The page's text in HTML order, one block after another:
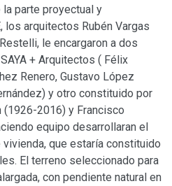
parte proyectual y
los arquitectos Rubén Vargas
le encargaron a dos
+ Arquitectos ( Félix
Renero, Gustavo López
y otro constituido por
(1926-2016) y Francisco
equipo desarrollaran el
que estaría constituido
El terreno seleccionado para
con pendiente natural en